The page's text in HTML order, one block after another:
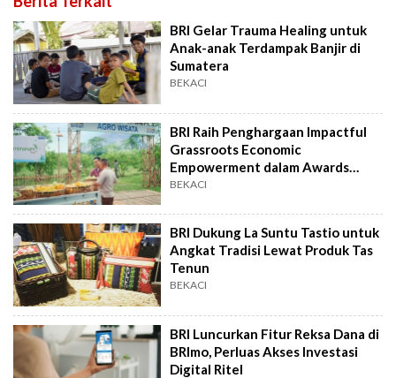
BRI Gelar Trauma Healing untuk
Anak-anak Terdampak Banjir di
Sumatera
BEKACI
BRI Raih Penghargaan Impactful
Grassroots Economic
Empowerment dalam Awards
Impact Makers 2025
BEKACI
BRI Dukung La Suntu Tastio untuk
Angkat Tradisi Lewat Produk Tas
Tenun
BEKACI
BRI Luncurkan Fitur Reksa Dana di
BRImo, Perluas Akses Investasi
Digital Ritel